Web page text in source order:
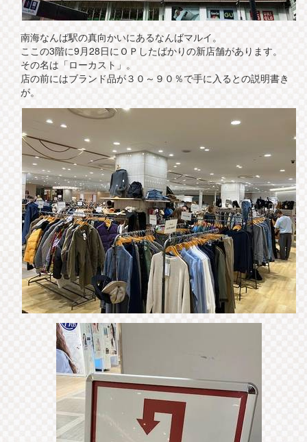
南海なんば駅の真向かいにあるなんばマルイ。
ここの3階に9月28日にＯＰしたばかりの新店舗があります。
その名は「ローカスト」。
店の前にはブランド品が３０～９０％で手に入るとの説明書き
が。